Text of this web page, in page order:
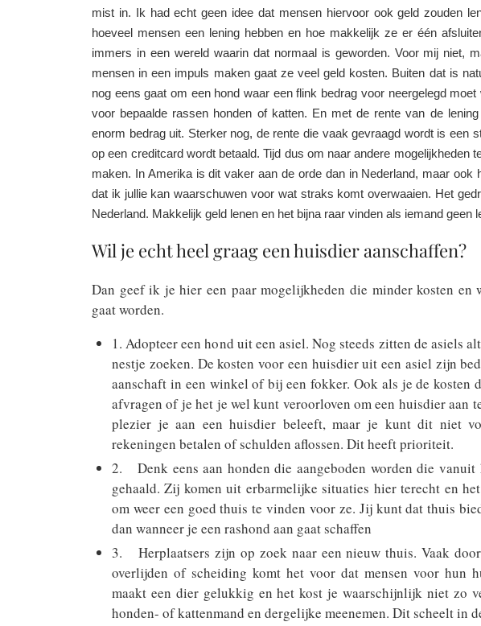
mist in. Ik had echt geen idee dat mensen hiervoor ook geld zouden
hoeveel mensen een lening hebben en hoe makkelijk ze er één
immers in een wereld waarin dat normaal is geworden. Voor mij niet,
mensen in een impuls maken gaat ze veel geld kosten. Buiten dat is
nog eens gaat om een hond waar een flink bedrag voor neergelegd
voor bepaalde rassen honden of katten. En met de rente van de
enorm bedrag uit. Sterker nog, de rente die vaak gevraagd wordt is een
op een creditcard wordt betaald. Tijd dus om naar andere mogelijkheden
maken. In Amerika is dit vaker aan de orde dan in Nederland, maar ook
dat ik jullie kan waarschuwen voor wat straks komt overwaaien. Het
Nederland. Makkelijk geld lenen en het bijna raar vinden als iemand geen
Wil je echt heel graag een huisdier aanschaffen?
Dan geef ik je hier een paar mogelijkheden die minder kosten
gaat worden.
1. Adopteer een hond uit een asiel. Nog steeds zitten de asiels
nestje zoeken. De kosten voor een huisdier uit een asiel zijn
aanschaft in een winkel of bij een fokker. Ook als je de kosten
afvragen of je het je wel kunt veroorloven om een huisdier aan
plezier je aan een huisdier beleeft, maar je kunt dit niet
rekeningen betalen of schulden aflossen. Dit heeft prioriteit.
2. Denk eens aan honden die aangeboden worden die vanuit
gehaald. Zij komen uit erbarmelijke situaties hier terecht en
om weer een goed thuis te vinden voor ze. Jij kunt dat thuis
dan wanneer je een rashond aan gaat schaffen
3. Herplaatsers zijn op zoek naar een nieuw thuis. Vaak
overlijden of scheiding komt het voor dat mensen voor hun
maakt een dier gelukkig en het kost je waarschijnlijk niet zo
honden- of kattenmand en dergelijke meenemen. Dit scheelt in